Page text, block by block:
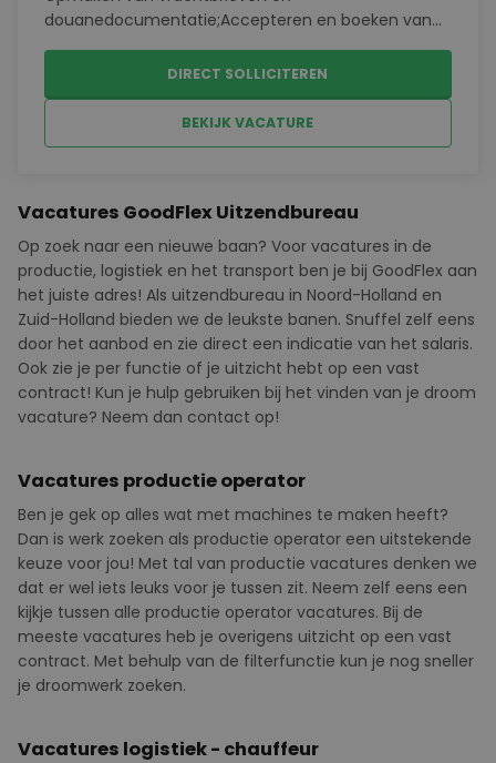
douanedocumentatie;Accepteren en boeken van
ladingen;Behandelen van cross-trade
zendingen;Opvragen van tarieven en verkopen aan
de klant;Coördineren van zendingen en het
aandragen van oplossingen bij
problemen;Behandel...
DIRECT SOLLICITEREN
BEKIJK VACATURE
Vacatures GoodFlex Uitzendbureau
Op zoek naar een nieuwe baan? Voor vacatures in de
productie, logistiek en het transport ben je bij GoodFlex aan
het juiste adres! Als uitzendbureau in Noord-Holland en
Zuid-Holland bieden we de leukste banen. Snuffel zelf eens
door het aanbod en zie direct een indicatie van het salaris.
Ook zie je per functie of je uitzicht hebt op een vast
contract! Kun je hulp gebruiken bij het vinden van je droom
vacature? Neem dan contact op!
Vacatures productie operator
Ben je gek op alles wat met machines te maken heeft?
Dan is werk zoeken als productie operator een uitstekende
keuze voor jou! Met tal van productie vacatures denken we
dat er wel iets leuks voor je tussen zit. Neem zelf eens een
kijkje tussen alle productie operator vacatures. Bij de
meeste vacatures heb je overigens uitzicht op een vast
contract. Met behulp van de filterfunctie kun je nog sneller
je droomwerk zoeken.
Vacatures logistiek - chauffeur